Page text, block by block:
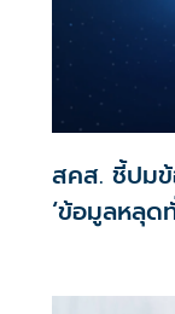
สคส. ชี้ปมข้
‘ข้อมูลหลุด